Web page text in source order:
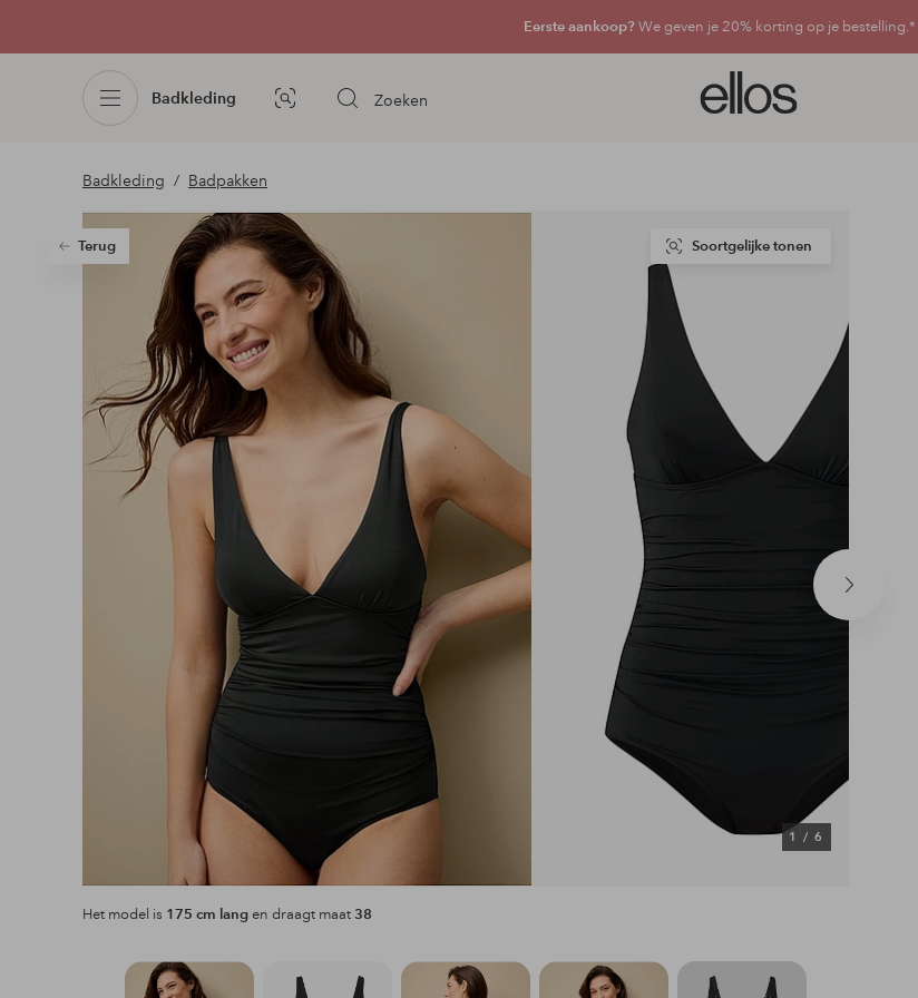
Eerste aankoop?We geven je 20% korting op je bestelling.*
Badkleding
Afbeelding
Zoeken
Ellos
logo
voorpagina
Badkleding Badpakken
Terug
Volgend
product
1/ 6
Soortgelijke tonen
Het model is 175 cm langen draagt maat38